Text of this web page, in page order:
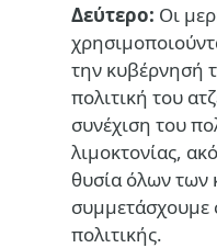
Δεύτερο: Οι
την κυβέρνησή
πολιτική του
συνέχιση του
λιμοκτονίας,
θυσία όλων των
συμμετάσχουμε
πολιτικής.